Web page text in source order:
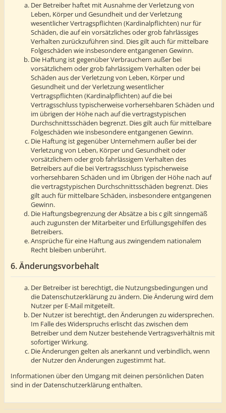
Der Betreiber haftet mit Ausnahme der Verletzung von
Leben, Körper und Gesundheit und der Verletzung
wesentlicher Vertragspflichten (Kardinalpflichten) nur für
Schäden, die auf ein vorsätzliches oder grob fahrlässiges
Verhalten zurückzuführen sind. Dies gilt auch für mittelbare
Folgeschäden wie insbesondere entgangenen Gewinn.
Die Haftung ist gegenüber Verbrauchern außer bei
vorsätzlichem oder grob fahrlässigem Verhalten oder bei
Schäden aus der Verletzung von Leben, Körper und
Gesundheit und der Verletzung wesentlicher
Vertragspflichten (Kardinalpflichten) auf die bei
Vertragsschluss typischerweise vorhersehbaren Schäden und
im übrigen der Höhe nach auf die vertragstypischen
Durchschnittsschäden begrenzt. Dies gilt auch für mittelbare
Folgeschäden wie insbesondere entgangenen Gewinn.
Die Haftung ist gegenüber Unternehmern außer bei der
Verletzung von Leben, Körper und Gesundheit oder
vorsätzlichem oder grob fahrlässigem Verhalten des
Betreibers auf die bei Vertragsschluss typischerweise
vorhersehbaren Schäden und im Übrigen der Höhe nach auf
die vertragstypischen Durchschnittsschäden begrenzt. Dies
gilt auch für mittelbare Schäden, insbesondere entgangenen
Gewinn.
Die Haftungsbegrenzung der Absätze a bis c gilt sinngemäß
auch zugunsten der Mitarbeiter und Erfüllungsgehilfen des
Betreibers.
Ansprüche für eine Haftung aus zwingendem nationalem
Recht bleiben unberührt.
6. Änderungsvorbehalt
Der Betreiber ist berechtigt, die Nutzungsbedingungen und
die Datenschutzerklärung zu ändern. Die Änderung wird dem
Nutzer per E-Mail mitgeteilt.
Der Nutzer ist berechtigt, den Änderungen zu widersprechen.
Im Falle des Widerspruchs erlischt das zwischen dem
Betreiber und dem Nutzer bestehende Vertragsverhältnis mit
sofortiger Wirkung.
Die Änderungen gelten als anerkannt und verbindlich, wenn
der Nutzer den Änderungen zugestimmt hat.
Informationen über den Umgang mit deinen persönlichen Daten
sind in der Datenschutzerklärung enthalten.